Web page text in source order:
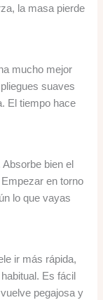
la masa pierde
mucho mejor
suaves
El tiempo hace
bien el
en torno
lo que vayas
ir más rápida,
Es fácil
pegajosa y